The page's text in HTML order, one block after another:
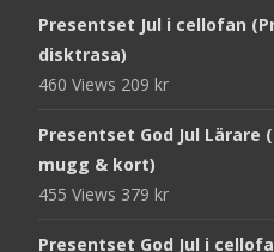
Presentset Jul i cellofan
disktrasa)
460 Views 209 kr
Presentset God Jul Lärare
mugg & kort)
455 Views 379 kr
Presentset God Jul i